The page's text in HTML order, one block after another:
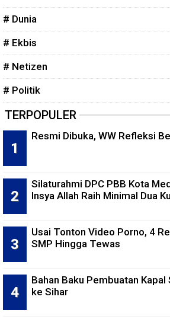
# Dunia
# Ekbis
# Netizen
# Politik
TERPOPULER
Resmi Dibuka, WW Refleksi
Silaturahmi DPC PBB Kota
Insya Allah Raih Minimal Dua
Usai Tonton Video Porno, 4
SMP Hingga Tewas
Bahan Baku Pembuatan Kapal
ke Sihar